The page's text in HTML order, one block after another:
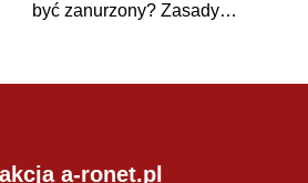
być zanurzony? Zasady
a-ronet.pl